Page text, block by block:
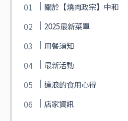
關於【燒肉政宗】中和
2025最新菜單
用餐須知
最新活動
達浪的食用心得
店家資訊